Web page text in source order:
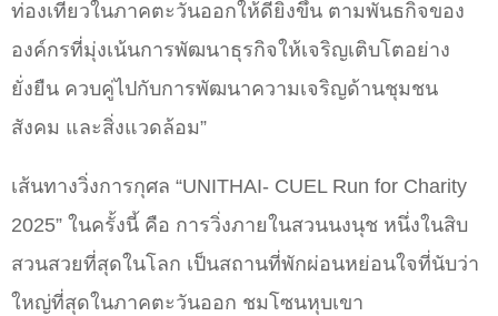
ท่องเที่ยวในภาคตะวันออกให้ดียิ่งขึ้น ตามพันธกิจของ
องค์กรที่มุ่งเน้นการพัฒนาธุรกิจให้เจริญเติบโตอย่าง
ยั่งยืน ควบคู่ไปกับการพัฒนาความเจริญด้านชุมชน
สังคม และสิ่งแวดล้อม”
เส้นทางวิ่งการกุศล “UNITHAI- CUEL Run for Charity
2025” ในครั้งนี้ คือ การวิ่งภายในสวนนงนุช หนึ่งในสิบ
สวนสวยที่สุดในโลก เป็นสถานที่พักผ่อนหย่อนใจที่นับว่า
ใหญ่ที่สุดในภาคตะวันออก ชมโซนหุบเขา